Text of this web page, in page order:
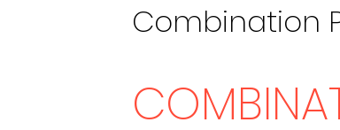
Combination